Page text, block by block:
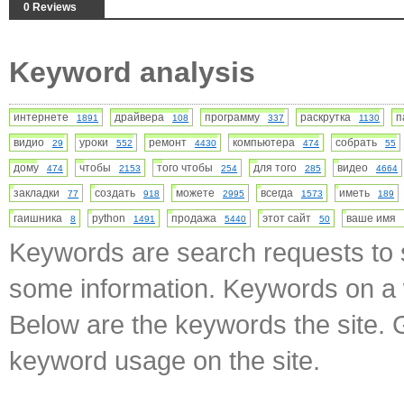
0 Reviews
Keyword analysis
интернете 1891 драйвера 108 программу 337 раскрутка 1130
видио
29 уроки 552 ремонт 4430 компьютера 474 собрать 55
дому 474 чтобы 2153 того чтобы 254 для того 285 видео 4664
закладки 77 создать 918 можете 2995 всегда 1573 иметь 189
гаишника 8 python 1491 продажа 5440 этот сайт 50 ваше имя
Keywords are search requests
some information. Keywords on
Below are the keywords the site.
keyword usage on the site.